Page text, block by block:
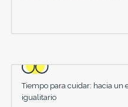
Tiempo para cuidar: hacia un
igualitario